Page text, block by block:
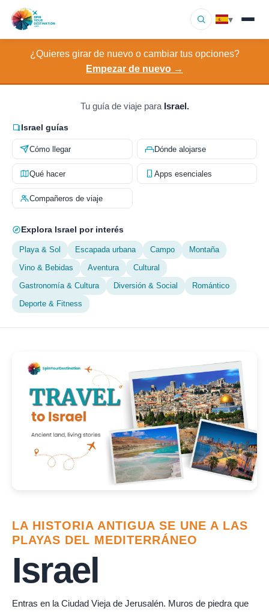
▾
Destinos
Cómo funciona
Sobre nosotros
Contacto
¿Quieres girar de nuevo o cambiar tus opciones?
Empezar de nuevo →
Tu guía de viaje para Israel.
Israel guías
Cómo llegar Dónde alojarse
Qué hacer Apps esenciales
Compañeros de viaje
Explora Israel por interés
Playa & Sol Escapada urbana Campo
Montaña
Vino & Bebidas
Aventura
Cultural
Gastronomía & Cultura
Diversión & Social
Romántico
Deporte & Fitness
LA HISTORIA ANTIGUA SE UNE A LAS
PLAYAS DEL MEDITERRÁNEO
Israel
Entras en la Ciudad Vieja de Jerusalén. Muros de piedra que